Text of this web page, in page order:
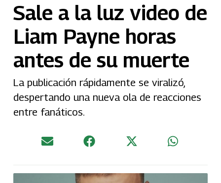
Sale a la luz video de
Liam Payne horas
antes de su muerte
La publicación rápidamente se viralizó,
despertando una nueva ola de reacciones
entre fanáticos.